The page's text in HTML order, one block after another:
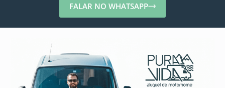
FALAR NO WHATSAPP